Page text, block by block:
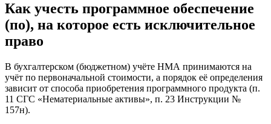
Как учесть программное обеспечение
(по), на которое есть исключительное
право
В бухгалтерском (бюджетном) учёте НМА принимаются на
учёт по первоначальной стоимости, а порядок её определения
зависит от способа приобретения программного продукта (п.
11 СГС «Нематериальные активы», п. 23 Инструкции №
157н).